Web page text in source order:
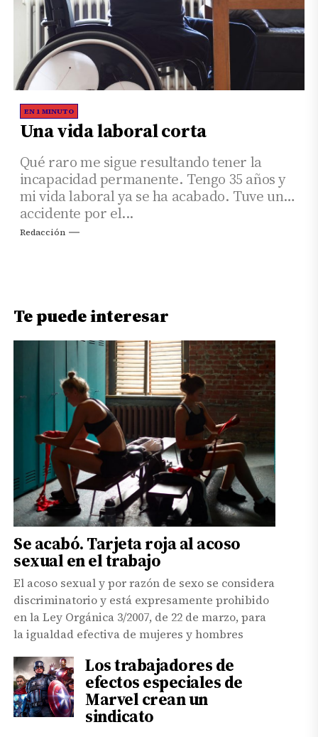
EN 1 MINUTO
Una vida laboral corta
Qué raro me sigue resultando tener la
incapacidad permanente. Tengo 35 años y
mi vida laboral ya se ha acabado. Tuve un
accidente por el...
Redacción
Te puede interesar
Se acabó. Tarjeta roja al acoso
sexual en el trabajo
El acoso sexual y por razón de sexo se considera
discriminatorio y está expresamente prohibido
en la Ley Orgánica 3/2007, de 22 de marzo, para
la igualdad efectiva de mujeres y hombres
Los trabajadores de
efectos especiales de
Marvel crean un
sindicato